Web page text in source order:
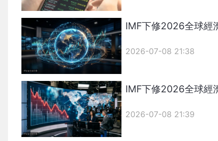
IMF下修2026全球經
2026-07-08 21:38
IMF下修2026全球經
2026-07-08 21:39